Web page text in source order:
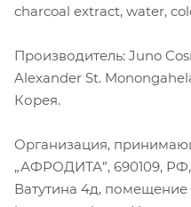
charcoal extract, water,
Производитель: Juno
Alexander St.
Корея.
Организация,
„АФРОДИТА”, 690109, РФ,
Ватутина 4д, помещение